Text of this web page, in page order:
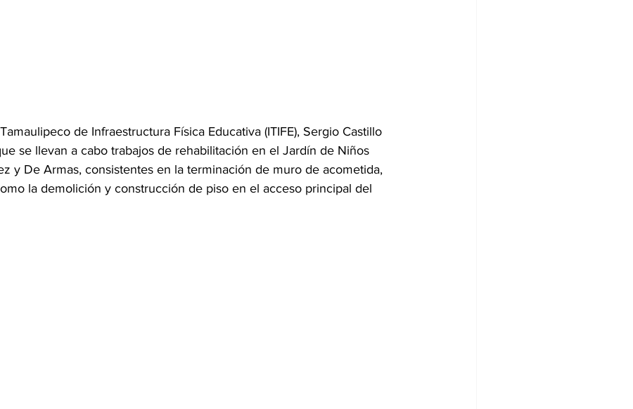
de Infraestructura Física Educativa (ITIFE), Sergio Castillo
se llevan a cabo trabajos de rehabilitación en el Jardín de Niños
y De Armas, consistentes en la terminación de muro de acometida,
la demolición y construcción de piso en el acceso principal del